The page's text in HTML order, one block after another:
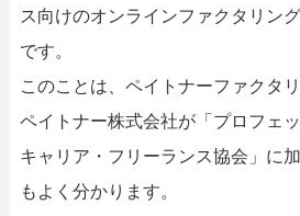
ス向けのオンラインファクタリン
です。
このことは、ペイトナーファクタ
ペイトナー株式会社が「プロフェ
キャリア・フリーランス協会」に
もよく分かります。